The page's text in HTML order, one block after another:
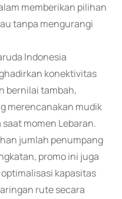
memberikan pilihan
tanpa mengurangi
Indonesia
konektivitas
bernilai tambah,
merencanakan mudik
momen Lebaran.
jumlah penumpang
promo ini juga
kapasitas
rute secara